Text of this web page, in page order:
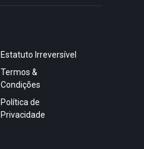
Estatuto Irreversível
Termos &
Condições
Política de
Privacidade